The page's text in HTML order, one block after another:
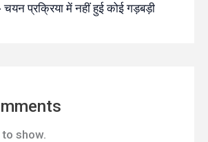
चयन प्रक्रिया में नहीं हुई कोई गड़बड़ी
show.